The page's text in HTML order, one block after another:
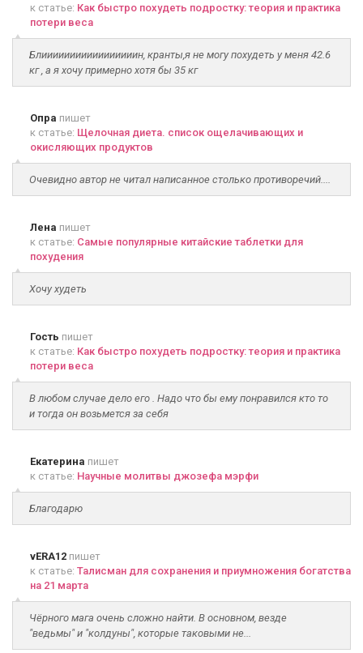
к статье: Как быстро похудеть подростку: теория и практика
потери веса
Блииииииииииииииииин, кранты,я не могу похудеть у меня 42.6
кг , а я хочу примерно хотя бы 35 кг
Опра пишет
к статье: Щелочная диета. список ощелачивающих и
окисляющих продуктов
Очевидно автор не читал написанное столько противоречий....
Лена пишет
к статье: Самые популярные китайские таблетки для
похудения
Хочу худеть
Гость пишет
к статье: Как быстро похудеть подростку: теория и практика
потери веса
В любом случае дело его . Надо что бы ему понравился кто то
и тогда он возьмется за себя
Екатерина пишет
к статье: Научные молитвы джозефа мэрфи
Благодарю
vERA12 пишет
к статье: Талисман для сохранения и приумножения богатства
на 21 марта
Чёрного мага очень сложно найти. В основном, везде
"ведьмы" и "колдуны", которые таковыми не...